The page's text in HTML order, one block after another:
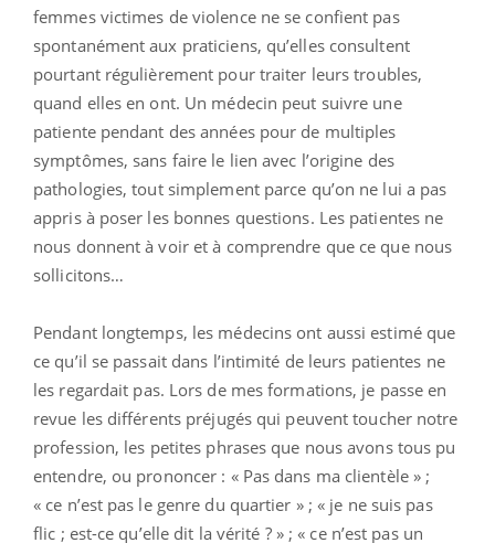
femmes victimes de violence ne se confient pas
spontanément aux praticiens, qu’elles consultent
pourtant régulièrement pour traiter leurs troubles,
quand elles en ont. Un médecin peut suivre une
patiente pendant des années pour de multiples
symptômes, sans faire le lien avec l’origine des
pathologies, tout simplement parce qu’on ne lui a pas
appris à poser les bonnes questions. Les patientes ne
nous donnent à voir et à comprendre que ce que nous
sollicitons…
Pendant longtemps, les médecins ont aussi estimé que
ce qu’il se passait dans l’intimité de leurs patientes ne
les regardait pas. Lors de mes formations, je passe en
revue les différents préjugés qui peuvent toucher notre
profession, les petites phrases que nous avons tous pu
entendre, ou prononcer : « Pas dans ma clientèle » ;
« ce n’est pas le genre du quartier » ; « je ne suis pas
flic ; est-ce qu’elle dit la vérité ? » ; « ce n’est pas un